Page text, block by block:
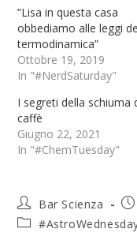
“Lisa in questa casa
obbediamo alle leggi
termodinamica”
Ottobre 19, 2019
In "#NerdSaturday"
I segreti della schiuma
caffè
Giugno 22, 2021
In "#ChemTuesday"
Bar Scienza